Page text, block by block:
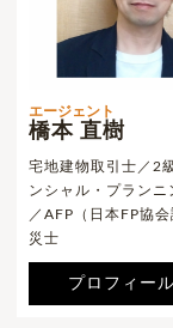
エージェント
橋本 直樹
宅地建物取引士／2
ンシャル・プランニ
／AFP（日本FP協
災士
プロフィー